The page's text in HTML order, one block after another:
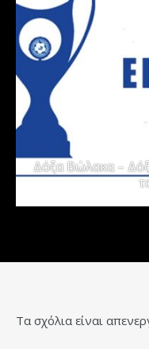
Δόξα Βώλακα –
Τα σχόλια είναι